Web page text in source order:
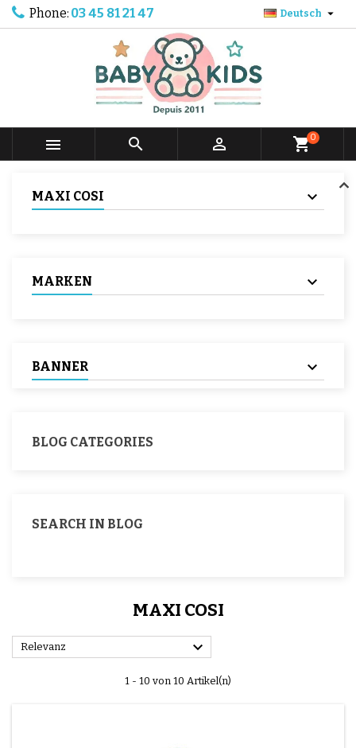
Phone: 03 45 81 21 47 Deutsch 
   shopping_cart0
MAXI COSI
MARKEN
BANNER
BLOG CATEGORIES
SEARCH IN BLOG
MAXI COSI
Relevanz 
1 - 10 von 10 Artikel(n)